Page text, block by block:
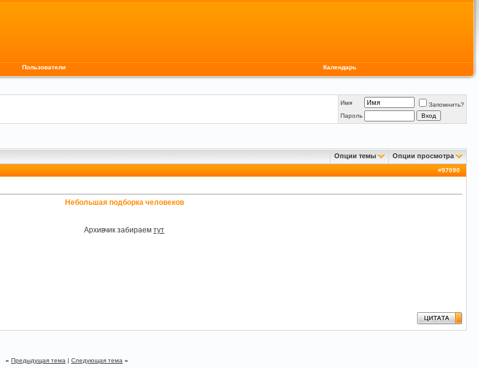
Пользователи Календарь
Имя
Запомнить?
Пароль
Опции темы Опции просмотра
#97090
Небольшая подборка человеков
Архивчик забираем тут
« Предыдущая тема | Следующая тема »